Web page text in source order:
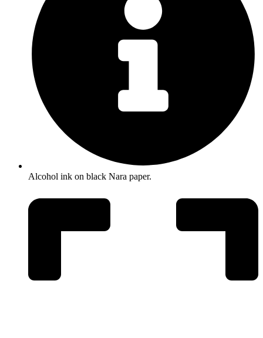
Alcohol ink on black Nara paper.